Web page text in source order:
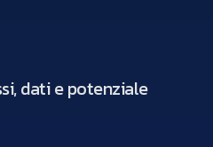
dati e potenziale